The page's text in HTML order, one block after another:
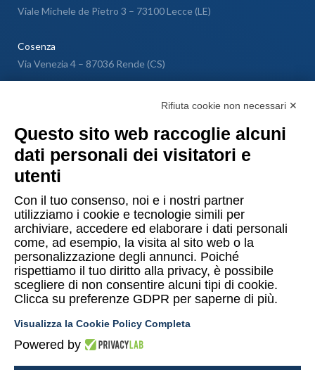
Viale Michele de Pietro 3 – 73100 Lecce (LE)
Cosenza
Via Venezia 4 – 87036 Rende (CS)
Lugano
Copyright © 2015-2026 Uomo & Ambiente S.r.l. Società Benefit
PI/CF 10874480014
Privacy Policy UeA
Termini e condizioni Shop UeA
Cookies policy
Mappa del sito
Rifiuta cookie non necessari ✕
Questo sito web raccoglie alcuni
dati personali dei visitatori e
utenti
Con il tuo consenso, noi e i nostri partner
utilizziamo i cookie e tecnologie simili per
archiviare, accedere ed elaborare i dati personali
come, ad esempio, la visita al sito web o la
personalizzazione degli annunci. Poiché
rispettiamo il tuo diritto alla privacy, è possibile
scegliere di non consentire alcuni tipi di cookie.
Clicca su preferenze GDPR per saperne di più.
Visualizza la Cookie Policy Completa
Powered by